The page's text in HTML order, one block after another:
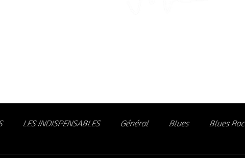
des artistes, vibrez aux concerts et rejoignez une
LES INDISPENSABLES Général Blues Blues